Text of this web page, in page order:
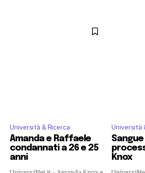
Università & Ricerca
Amanda e Raffaele
condannati a 26 e 25
anni
Università
Sangue
Knox